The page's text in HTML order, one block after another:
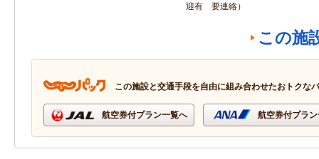
迎有 要連絡）
この施
この施設と交通手段を自由に組み合わせたおトクな
航空券付プラン一覧へ 航空券付プラ